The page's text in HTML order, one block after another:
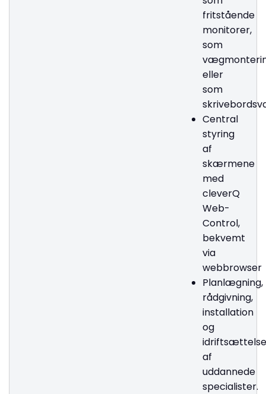
fritstående
monitorer,
som
eller
som
Central
styring
af
skærmene
med
cleverQ
Web-
Control,
bekvemt
via
webbrowser
Planlægning,
rådgivning,
installation
og
af
uddannede
specialister.